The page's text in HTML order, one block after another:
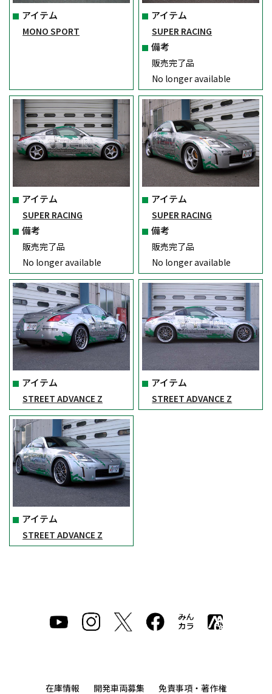
アイテム
MONO SPORT
アイテム
SUPER RACING
備考
販売完了品
No longer available
アイテム
SUPER RACING
備考
販売完了品
No longer available
アイテム
SUPER RACING
備考
販売完了品
No longer available
アイテム
STREET ADVANCE Z
アイテム
STREET ADVANCE Z
アイテム
STREET ADVANCE Z
在庫情報 開発車両募集 免責事項・著作権